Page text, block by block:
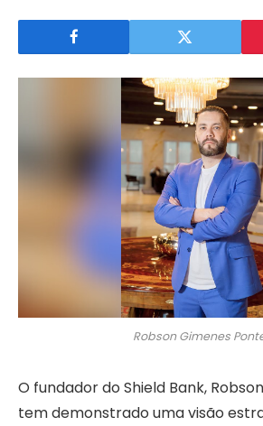
Robson Gimenes
O fundador do Shield Bank,
tem demonstrado uma visão